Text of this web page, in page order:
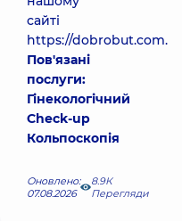
сайті
https://dobrobut.com.
Пов'язані
послуги:
Гінекологічний
Check-up
Кольпоскопія
Оновлено:
07.08.2026
8.9К
Перегляди